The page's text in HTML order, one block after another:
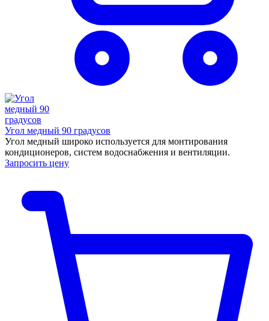
Угол медный 90 градусов
Угол медный широко используется для монтирования
кондиционеров, систем водоснабжения и вентиляции.
Запросить цену